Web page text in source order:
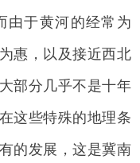
由于黄河的经常为
惠，以及接近西北
部分几乎不是十年
这些特殊的地理条
的发展，这是冀南